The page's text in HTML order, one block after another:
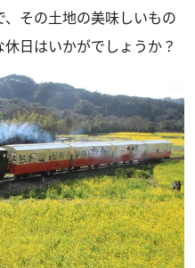
その土地の美味しいもの
日はいかがでしょうか？